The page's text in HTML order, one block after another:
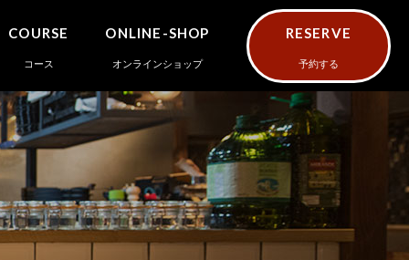
COURSE
コース
ONLINE-SHOP
オンラインショップ
RESERVE
予約する